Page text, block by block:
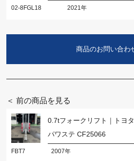
02-8FGL18 2021年
商品のお問い合わ
＜ 前の商品を見る
0.7tフォークリフト｜トヨ
パワステ CF25066
FBT7 2007年